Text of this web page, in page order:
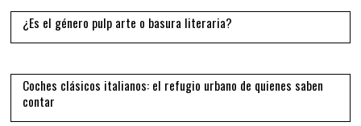
¿Es el género pulp arte o basura literaria?
14
Coches clásicos italianos: el refugio urbano de quienes saben
contar